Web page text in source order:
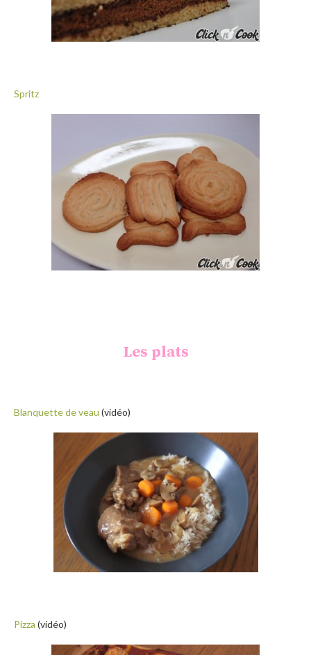
Spritz
Les plats
Blanquette de veau (vidéo)
Pizza (vidéo)